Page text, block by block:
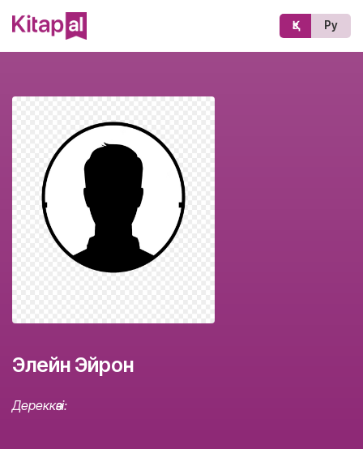
Қз Ру
Элейн Эйрон
Дереккөзі: